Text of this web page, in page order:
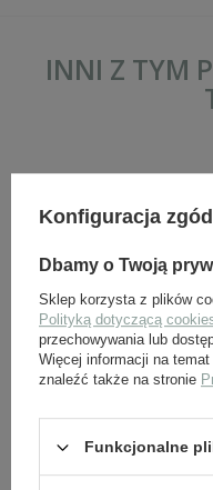
INNI Z TYM
Ładownica podwójna
Mannlicher M95
Konfiguracja zgód
Dbamy o Twoją
Sklep korzysta z plików
Polityką dotyczącą
przechowywania lub
Więcej informacji na
znaleźć także na stronie
Funkcjonalne